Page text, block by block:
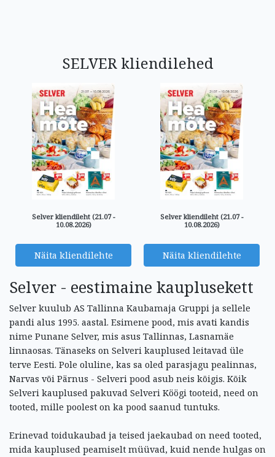
SELVER kliendilehed
Selver kliendileht (21.07 -
10.08.2026)
Näita kliendilehte
Selver kliendileht (21.07 -
10.08.2026)
Näita kliendilehte
Selver - eestimaine kauplusekett
Selver kuulub AS Tallinna Kaubamaja Gruppi ja sellele
pandi alus 1995. aastal. Esimene pood, mis avati kandis
nime Punane Selver, mis asus Tallinnas, Lasnamäe
linnaosas. Tänaseks on Selveri kauplused leitavad üle
terve Eesti. Pole oluline, kas sa oled parasjagu pealinnas,
Narvas või Pärnus - Selveri pood asub neis kõigis. Kõik
Selveri kauplused pakuvad Selveri Köögi tooteid, need on
tooted, mille poolest on ka pood saanud tuntuks.
Erinevad toidukaubad ja teised jaekaubad on need tooted,
mida kauplused peamiselt müüvad, kuid nende hulgas on